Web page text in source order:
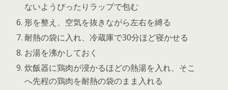
ないようぴったりラップで包む
形を整え、空気を抜きながら左右を縛る
耐熱の袋に入れ、冷蔵庫で30分ほど寝かせる
お湯を沸かしておく
炊飯器に鶏肉が浸かるほどの熱湯を入れ、そこ
へ先程の鶏肉を耐熱の袋のまま入れる